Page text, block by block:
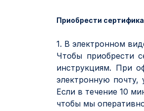
Приобрести
1. В электронном
Чтобы приобрести
инструкциям. При
электронную почту,
Если в течение 10
чтобы мы